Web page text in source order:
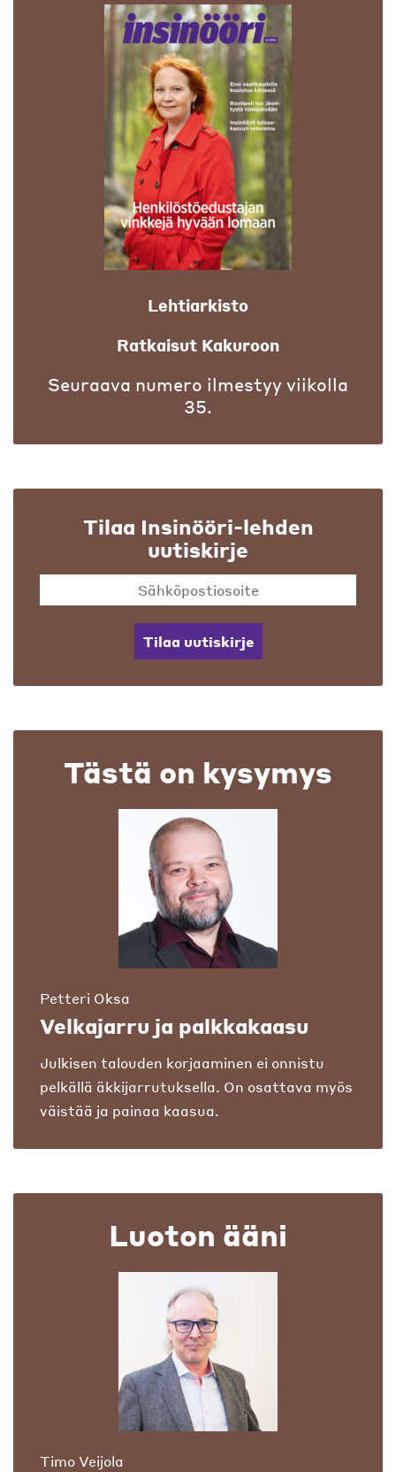
Lehtiarkisto
Ratkaisut Kakuroon
Seuraava numero ilmestyy viikolla
35.
Tilaa Insinööri-lehden
uutiskirje
Tilaa uutiskirje
Tästä on kysymys
Petteri Oksa
Velkajarru ja palkkakaasu
Julkisen talouden korjaaminen ei onnistu
pelkällä äkkijarrutuksella. On osattava myös
väistää ja painaa kaasua.
Luoton ääni
Timo Veijola